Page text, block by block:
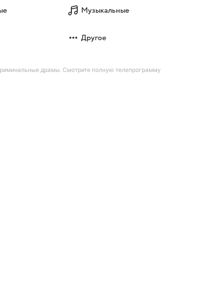
Музыкальные
Другое
драмы. Смотрите полную телепрограмму